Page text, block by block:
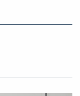
Batu